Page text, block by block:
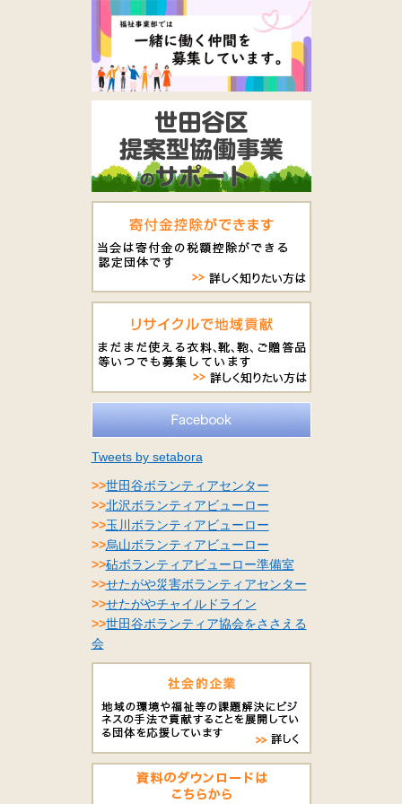
Tweets by setabora
>>世田谷ボランティアセンター
>>北沢ボランティアビューロー
>>玉川ボランティアビューロー
>>烏山ボランティアビューロー
>>砧ボランティアビューロー準備室
>>せたがや災害ボランティアセンター
>>せたがやチャイルドライン
>>世田谷ボランティア協会をささえる
会